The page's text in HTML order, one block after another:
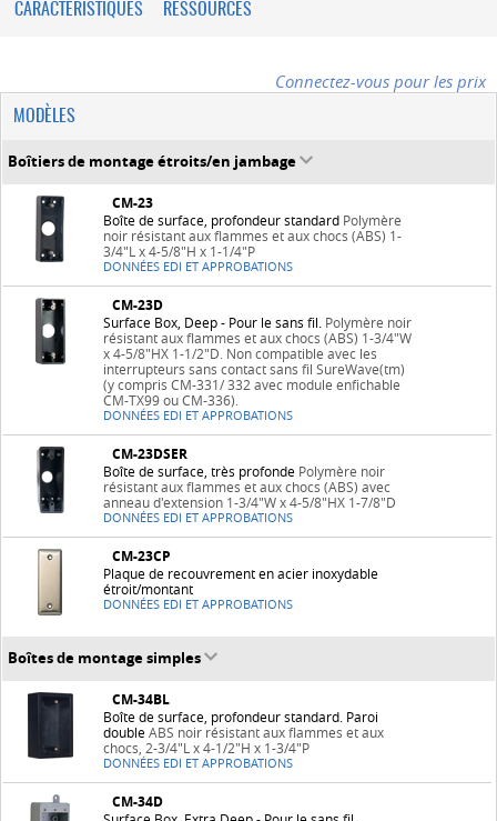
CARACTÉRISTIQUES RESSOURCES
Connectez-vous pour les prix
MODÈLES
Boîtiers de montage étroits/en jambage
CM-23
Boîte de surface, profondeur standard Polymère
noir résistant aux flammes et aux chocs (ABS) 1-
3/4"L x 4-5/8"H x 1-1/4"P
DONNÉES EDI ET APPROBATIONS
CM-23D
Surface Box, Deep - Pour le sans fil. Polymère noir
résistant aux flammes et aux chocs (ABS) 1-3/4"W
x 4-5/8"HX 1-1/2"D. Non compatible avec les
interrupteurs sans contact sans fil SureWave(tm)
(y compris CM-331/ 332 avec module enfichable
CM-TX99 ou CM-336).
DONNÉES EDI ET APPROBATIONS
CM-23DSER
Boîte de surface, très profonde Polymère noir
résistant aux flammes et aux chocs (ABS) avec
anneau d'extension 1-3/4"W x 4-5/8"HX 1-7/8"D
DONNÉES EDI ET APPROBATIONS
CM-23CP
Plaque de recouvrement en acier inoxydable
étroit/montant
DONNÉES EDI ET APPROBATIONS
Boîtes de montage simples
CM-34BL
Boîte de surface, profondeur standard. Paroi
doubleABS noir résistant aux flammes et aux
chocs, 2-3/4"L x 4-1/2"H x 1-3/4"P
DONNÉES EDI ET APPROBATIONS
CM-34D